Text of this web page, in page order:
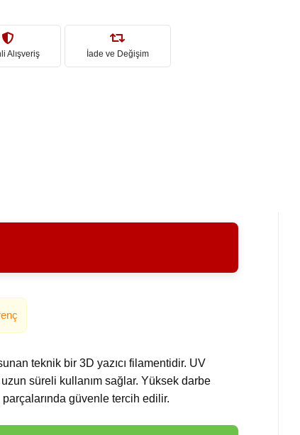
Alışveriş İade ve Değişim
teknik bir 3D yazıcı filamentidir. UV
süreli kullanım sağlar. Yüksek darbe
güvenle tercih edilir.